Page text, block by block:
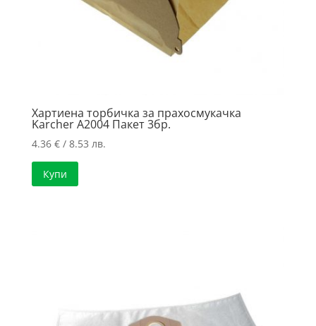
Хартиена торбичка за прахосмукачка
Karcher A2004 Пакет 3бр.
4.36 €/ 8.53 лв.
Купи